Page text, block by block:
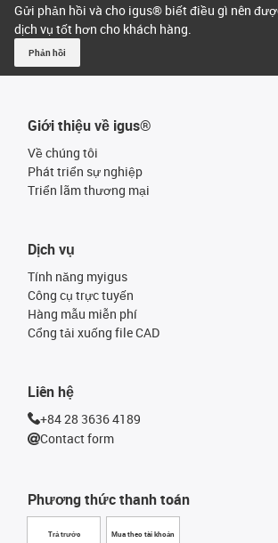
Gửi phản hồi và cho igus® biết điều gì nên
dịch vụ tốt hơn cho khách hàng.
Phản hồi
Giới thiệu về igus®
Về chúng tôi
Phát triển sự nghiệp
Triển lãm thương mại
Phương thức thanh toán
Trả trước Mua theo tài khoản
Dịch vụ
Tính năng myigus
Công cụ trực tuyến
Hàng mẫu miễn phí
Cổng tải xuống file CAD
Liên hệ
+84 28 3636 4189
Contact form